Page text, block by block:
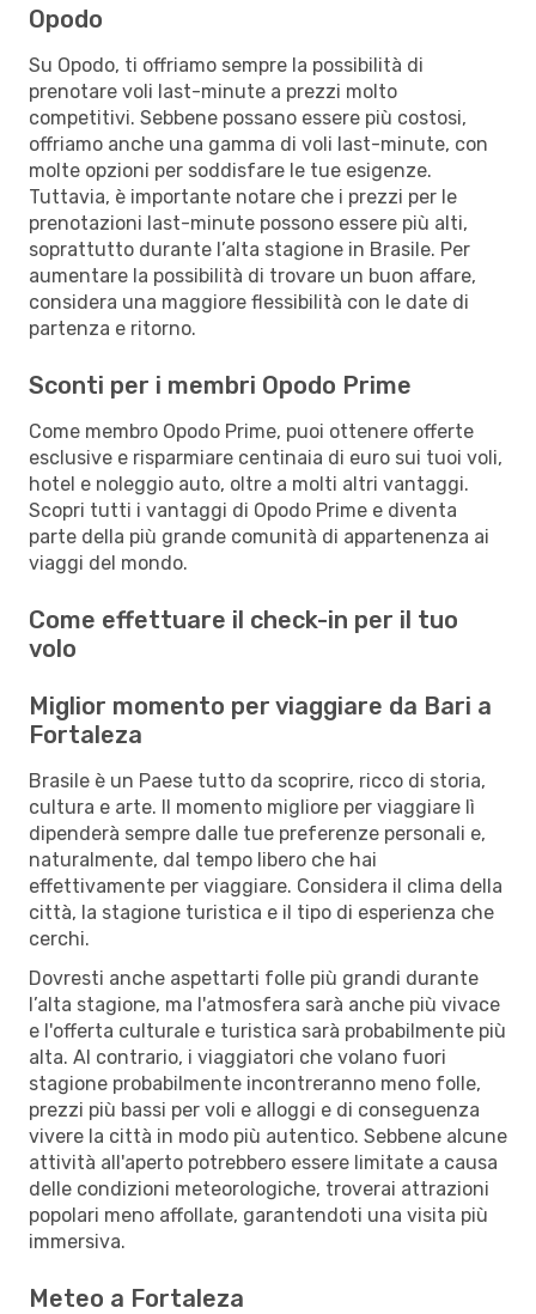
Opodo
Su Opodo, ti offriamo sempre la possibilità di
prenotare voli last-minute a prezzi molto
competitivi. Sebbene possano essere più costosi,
offriamo anche una gamma di voli last-minute, con
molte opzioni per soddisfare le tue esigenze.
Tuttavia, è importante notare che i prezzi per le
prenotazioni last-minute possono essere più alti,
soprattutto durante l’alta stagione in Brasile. Per
aumentare la possibilità di trovare un buon affare,
considera una maggiore flessibilità con le date di
partenza e ritorno.
Sconti per i membri Opodo Prime
Come membro Opodo Prime, puoi ottenere offerte
esclusive e risparmiare centinaia di euro sui tuoi voli,
hotel e noleggio auto, oltre a molti altri vantaggi.
Scopri tutti i vantaggi di Opodo Prime e diventa
parte della più grande comunità di appartenenza ai
viaggi del mondo.
Come effettuare il check-in per il tuo
volo
Miglior momento per viaggiare da Bari a
Fortaleza
Brasile è un Paese tutto da scoprire, ricco di storia,
cultura e arte. Il momento migliore per viaggiare lì
dipenderà sempre dalle tue preferenze personali e,
naturalmente, dal tempo libero che hai
effettivamente per viaggiare. Considera il clima della
città, la stagione turistica e il tipo di esperienza che
cerchi.
Dovresti anche aspettarti folle più grandi durante
l’alta stagione, ma l'atmosfera sarà anche più vivace
e l'offerta culturale e turistica sarà probabilmente più
alta. Al contrario, i viaggiatori che volano fuori
stagione probabilmente incontreranno meno folle,
prezzi più bassi per voli e alloggi e di conseguenza
vivere la città in modo più autentico. Sebbene alcune
attività all'aperto potrebbero essere limitate a causa
delle condizioni meteorologiche, troverai attrazioni
popolari meno affollate, garantendoti una visita più
immersiva.
Meteo a Fortaleza